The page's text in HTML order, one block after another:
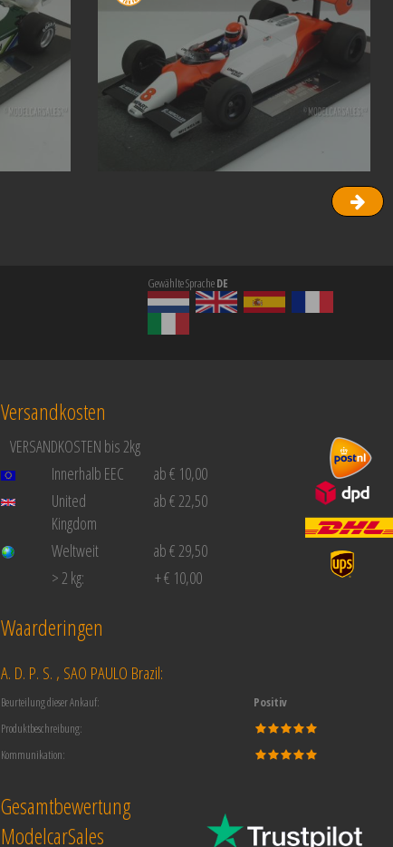
Gewählte SpracheDE
Versandkosten
VERSANDKOSTEN bis 2kg
Innerhalb EEC
ab € 10,00
United
Kingdom
ab € 22,50
Weltweit
ab € 29,50
> 2 kg:
+ € 10,00
Waarderingen
A. D. P. S. , SAO PAULO Brazil:
Beurteilung dieser Ankauf:
Positiv
Produktbeschreibung:
Kommunikation:
Gesamtbewertung
ModelcarSales